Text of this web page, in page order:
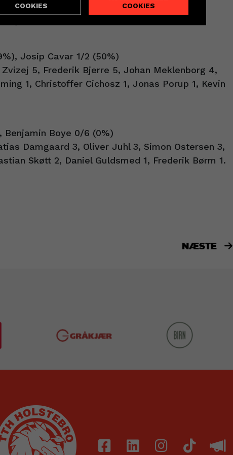
Josip Cavar 1/2 (50%)
5, Frederik Bjerre 5, Johan Meklenborg 4,
1, Christoffer Cichosz 1, Jonas Porup 1, Kevin
Benjamin Boye 0/6 (0%)
Damgaard 3, Oliver Juhl 3, Simon Ostersen 3,
Skøtt 2, Daniel Guldsmed 1, Frederik Børm 1.
NÆSTE 
COOKIES
COOKIES